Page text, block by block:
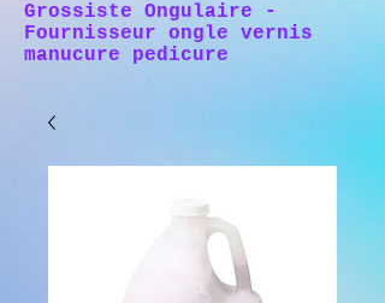
Grossiste Ongulaire -
Fournisseur ongle vernis
manucure pedicure